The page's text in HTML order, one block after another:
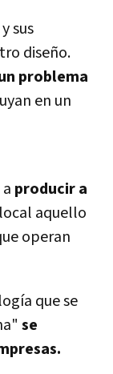
sus
diseño.
problema
en un
producir a
local aquello
operan
que se
se